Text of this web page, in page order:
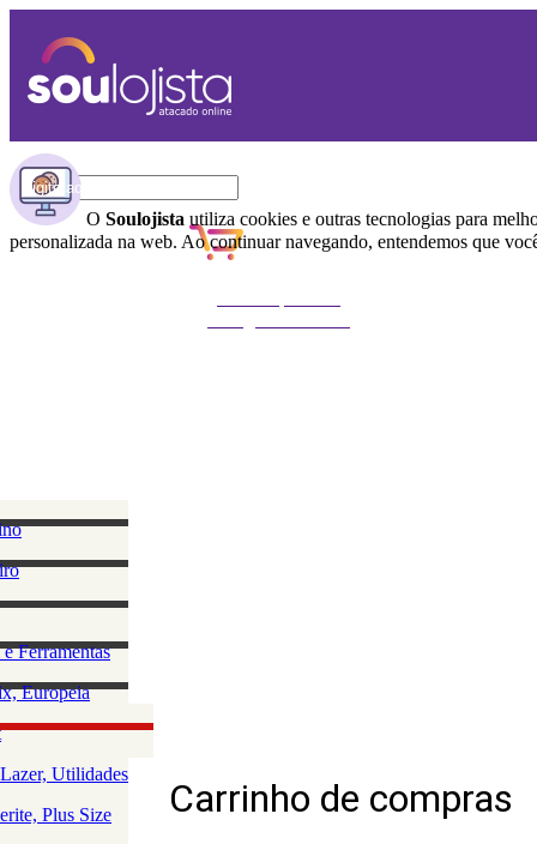
O Soulojista utiliza cookies e outras tecnologias para
personalizada na web. Ao continuar navegando, entendemos que
Acessórios
Masculino
e
Ferramentas
da Casa
Saúde
Europeia
Lingerie
Utilidades
Plus Size
Carrinho de compras